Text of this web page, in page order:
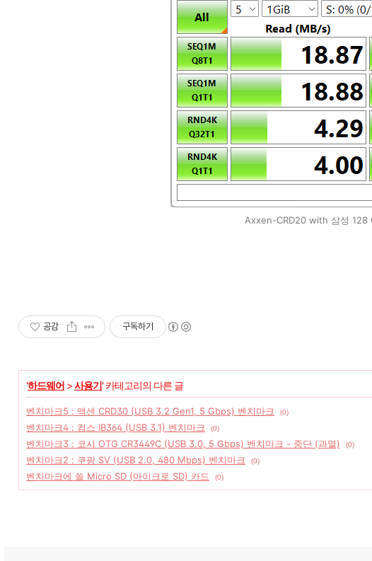
Axxen-CRD20 with 삼성 128
공감 구독하기
'하드웨어 >사용기' 카테고리의 다른 글
벤치마크5 : 액센 CRD30 (USB 3.2 Gen1, 5 Gbps) 벤치마크 (0)
벤치마크4 : 컴스 IB364 (USB 3.1) 벤치마크
(0)
벤치마크3 : 코시 OTG CR3449C (USB 3.0, 5 Gbps) 벤치마크 - 중단 (과열)
(0)
벤치마크2 : 쿠팡 SV (USB 2.0, 480 Mbps) 벤치마크
(0)
벤치마크에 쓸 Micro SD (마이크로 SD) 카드
(0)